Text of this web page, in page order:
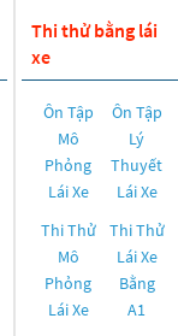
Thi thử bằng lái
xe
Ôn Tập
Mô
Phỏng
Lái Xe
Ôn Tập
Lý
Thuyết
Lái Xe
Thi Thử
Mô
Phỏng
Lái Xe
Thi Thử
Lái Xe
Bằng
A1